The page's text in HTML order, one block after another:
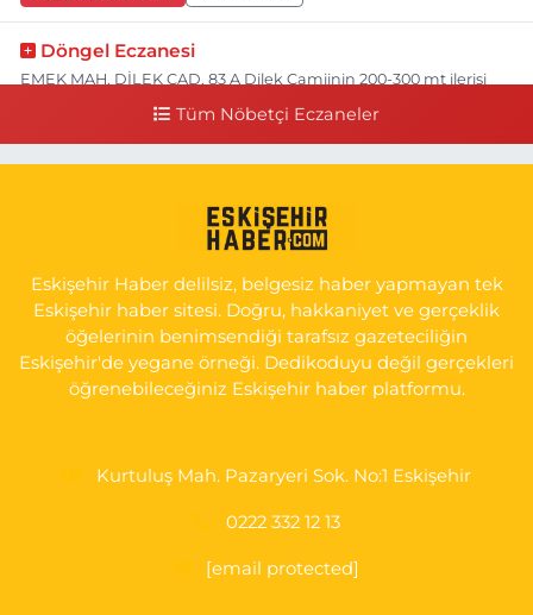
Döngel Eczanesi
EMEK MAH. DİLEK CAD. 83 A Dilek Camiinin 200-300 mt ilerisi
İSTİKLAL MAH. ŞAİR FUZULİ CAD. NO:35 A HAVA HASTANESİ
KARŞI KÖŞESİ ŞAİR FUZULİ AİLE SAĞLIĞI MERKEZİ KARŞISI
0 (222) 230 11 31 Yol Tarifi Al
Tüm Nöbetçi Eczaneler
Eskişehir Haber delilsiz, belgesiz haber yapmayan tek
Eskişehir haber sitesi. Doğru, hakkaniyet ve gerçeklik
öğelerinin benimsendiği tarafsız gazeteciliğin
Eskişehir'de yegane örneği. Dedikoduyu değil gerçekleri
öğrenebileceğiniz Eskişehir haber platformu.
Kurtuluş Mah. Pazaryeri Sok. No:1 Eskişehir
0222 332 12 13
[email protected]